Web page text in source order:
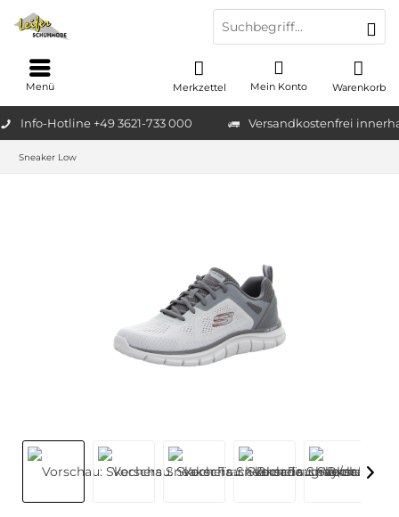
Info-Hotline +49 3621-733 000 Versandkostenfrei
Warenkorb
Merkzettel Mein Konto
Menü
Sneaker Low